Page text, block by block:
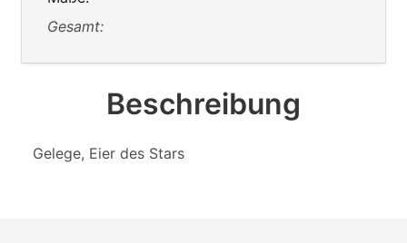
Gesamt:
Beschreibung
Gelege, Eier des Stars